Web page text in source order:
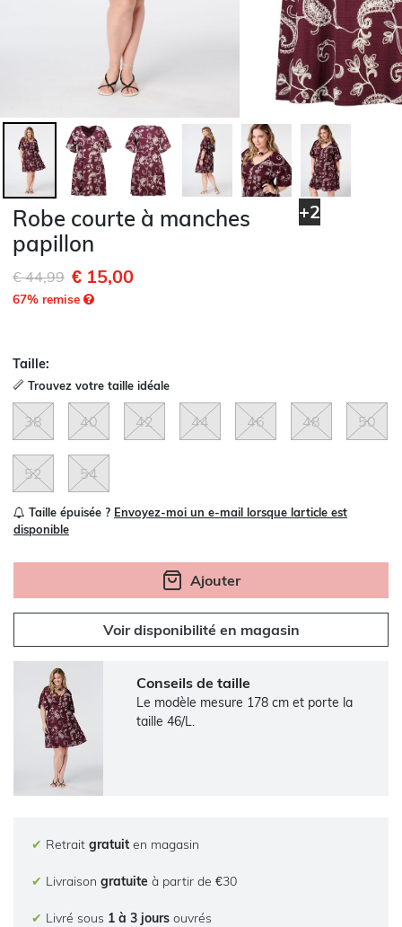
+2
Robe courte à manches
papillon
Remise de
€ 44,99à€ 15,00
67% remise
Taille:
Trouvez votre taille idéale
38 40 42 44 46 48 50
52 54
Taille épuisée ? Envoyez-moi un e-mail lorsque larticle est
disponible
Ajouter
Voir disponibilité en magasin
Conseils de taille
Le modèle mesure 178 cm et porte la
taille 46/L.
✔ Retrait gratuit en magasin
✔ Livraison gratuite à partir de €30
✔ Livré sous 1 à 3 jours ouvrés